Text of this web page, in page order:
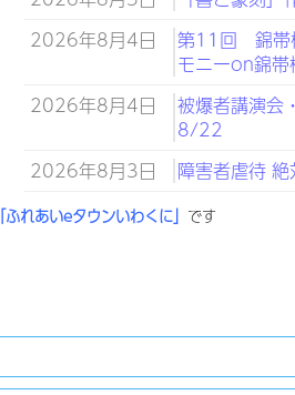
2026年8月4日
第11回 錦帯
モニーon錦
2026年8月4日
被爆者講演会
8/22
2026年8月3日
障害者虐待 絶
「ふれあいeタウンいわくに」 です